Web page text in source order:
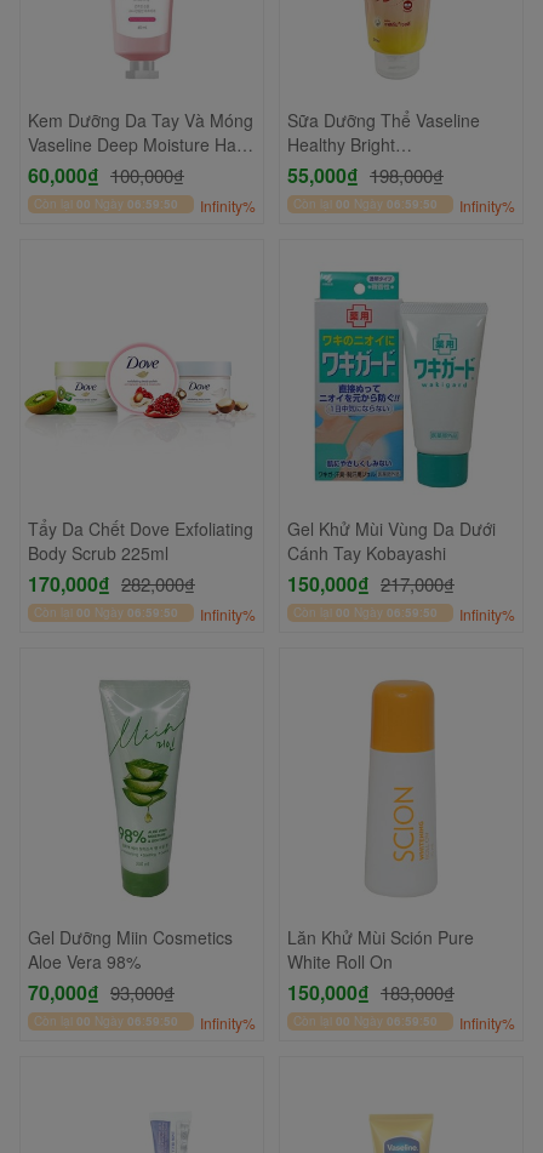
Kem Dưỡng Da Tay Và Móng
Vaseline Deep Moisture Hand
& Nail Cream 60ml
60,000₫ 100,000₫
Còn lại 00 Ngày 06:59:49 Infinity%
Sữa Dưỡng Thể Vaseline
Healthy Bright
SPF50+/PA++++ 320ml
55,000₫ 198,000₫
Còn lại 00 Ngày 06:59:49 Infinity%
Tẩy Da Chết Dove Exfoliating
Body Scrub 225ml
170,000₫ 282,000₫
Còn lại 00 Ngày 06:59:49 Infinity%
Gel Khử Mùi Vùng Da Dưới
Cánh Tay Kobayashi
150,000₫ 217,000₫
Còn lại 00 Ngày 06:59:49 Infinity%
Gel Dưỡng Miin Cosmetics
Aloe Vera 98%
70,000₫ 93,000₫
Còn lại 00 Ngày 06:59:49 Infinity%
Lăn Khử Mùi Sción Pure
White Roll On
150,000₫ 183,000₫
Còn lại 00 Ngày 06:59:49 Infinity%